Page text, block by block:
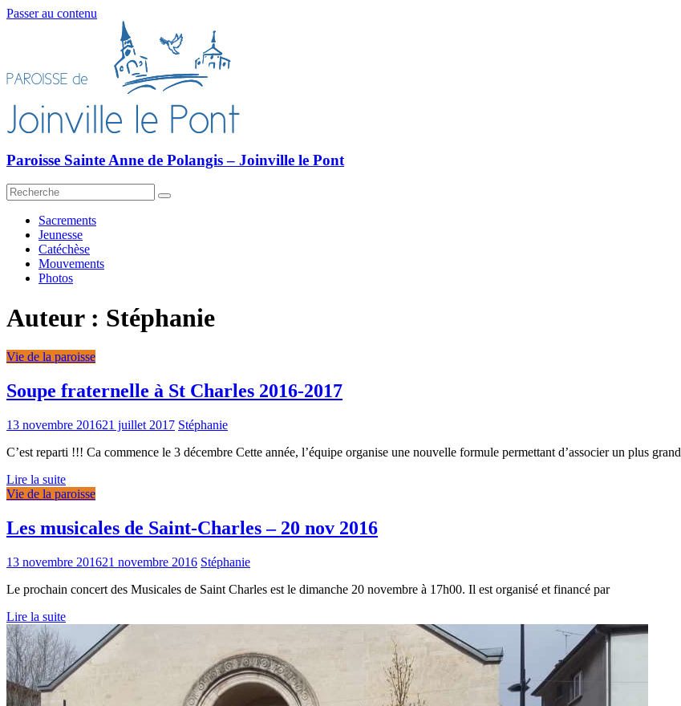
Passer au contenu
Paroisse Sainte Anne de Polangis – Joinville le Pont
Sacrements
Jeunesse
Catéchèse
Mouvements
Photos
Auteur : Stéphanie
Vie de la paroisse
Soupe fraternelle à St Charles 2016-2017
13 novembre 201621 juillet 2017 Stéphanie
C’est reparti !!! Ca commence le 3 décembre Cette année, l’équipe organise une nouvelle formule permettant d’associer un plus grand
Lire la suite
Vie de la paroisse
Les musicales de Saint-Charles – 20 nov 2016
13 novembre 201621 novembre 2016 Stéphanie
Le prochain concert des Musicales de Saint Charles est le dimanche 20 novembre à 17h00. Il est organisé et financé par
Lire la suite